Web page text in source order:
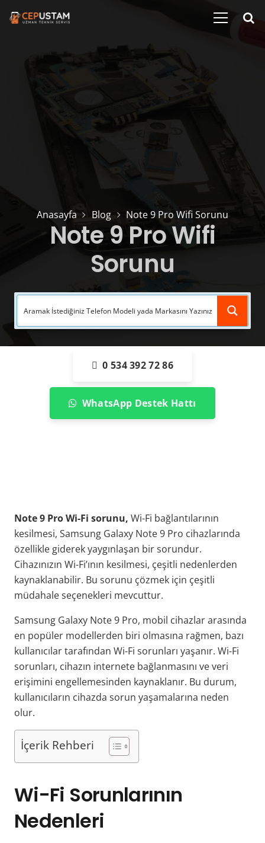
Anasayfa Blog Note 9 Pro Wifi Sorunu
Note 9 Pro Wifi
Sorunu
0 534 392 72 86
WhatsApp Destek Hattı
Note 9 Pro Wi-Fi sorunu, Wi-Fi bağlantılarının
kesilmesi, Samsung Galaxy Note 9 Pro cihazlarında
özellikle giderek yaygınlaşan bir sorundur.
Cihazınızın Wi-Fi’ının kesilmesi, çeşitli nedenlerden
kaynaklanabilir. Bu sorunu çözmek için çeşitli
müdahale seçenekleri mevcuttur.
Samsung Galaxy Note 9 Pro, mobil cihazlar arasında
en popüler modellerden biri olmasına rağmen, bazı
kullanıcılar tarafından Wi-Fi sorunları yaşanır. Wi-Fi
sorunları, cihazın internete bağlanmasını ve veri
erişimini engellemesinden kaynaklanır. Bu durum,
kullanıcıların cihazda sorun yaşamalarına neden
olur.
İçerik Rehberi
Wi-Fi Sorunlarının
Nedenleri